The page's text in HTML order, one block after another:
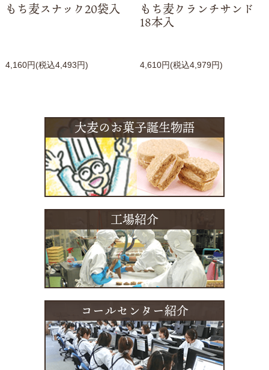
もち麦スナック20袋入
4,160円(税込4,493円)
もち麦クランチサンド
18本入
4,610円(税込4,979円)
大麦のお菓子誕生物語
工場紹介
コールセンター紹介